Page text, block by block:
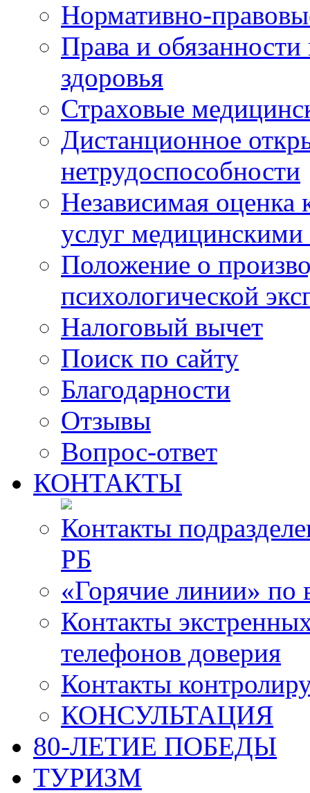
Нормативно-
Права и
здоровья
Страховые
Дистанционное
нетрудоспособности
Независимая оценка
услуг
Положение о
психологической
Налоговый вычет
Поиск по сайту
Благодарности
Отзывы
Вопрос-ответ
КОНТАКТЫ
Контакты
РБ
«Горячие линии» по
Контакты
телефонов доверия
Контакты
КОНСУЛЬТАЦИЯ
80-ЛЕТИЕ ПОБЕДЫ
ТУРИЗМ